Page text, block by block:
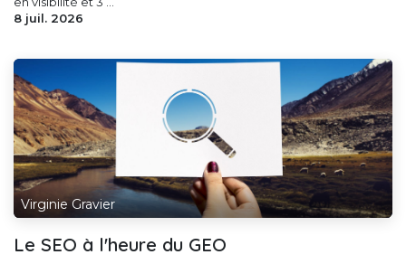
8 juil. 2026
Virginie Gravier
Le SEO à l'heure du GEO